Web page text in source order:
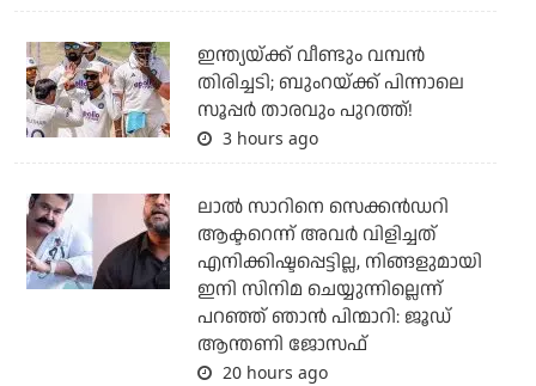
ഇന്ത്യയ്ക്ക് വീണ്ടും വമ്പന്‍
തിരിച്ചടി; ബുംറയ്ക്ക് പിന്നാലെ
സൂപ്പര്‍ താരവും പുറത്ത്!
3 hours ago
ലാല്‍ സാറിനെ സെക്കന്‍ഡറി
ആക്ടറെന്ന് അവര്‍ വിളിച്ചത്
എനിക്കിഷ്ടപ്പെട്ടില്ല, നിങ്ങളുമായി
ഇനി സിനിമ ചെയ്യുന്നില്ലെന്ന്
പറഞ്ഞ് ഞാന്‍ പിന്മാറി: ജൂഡ്
ആന്തണി ജോസഫ്
20 hours ago